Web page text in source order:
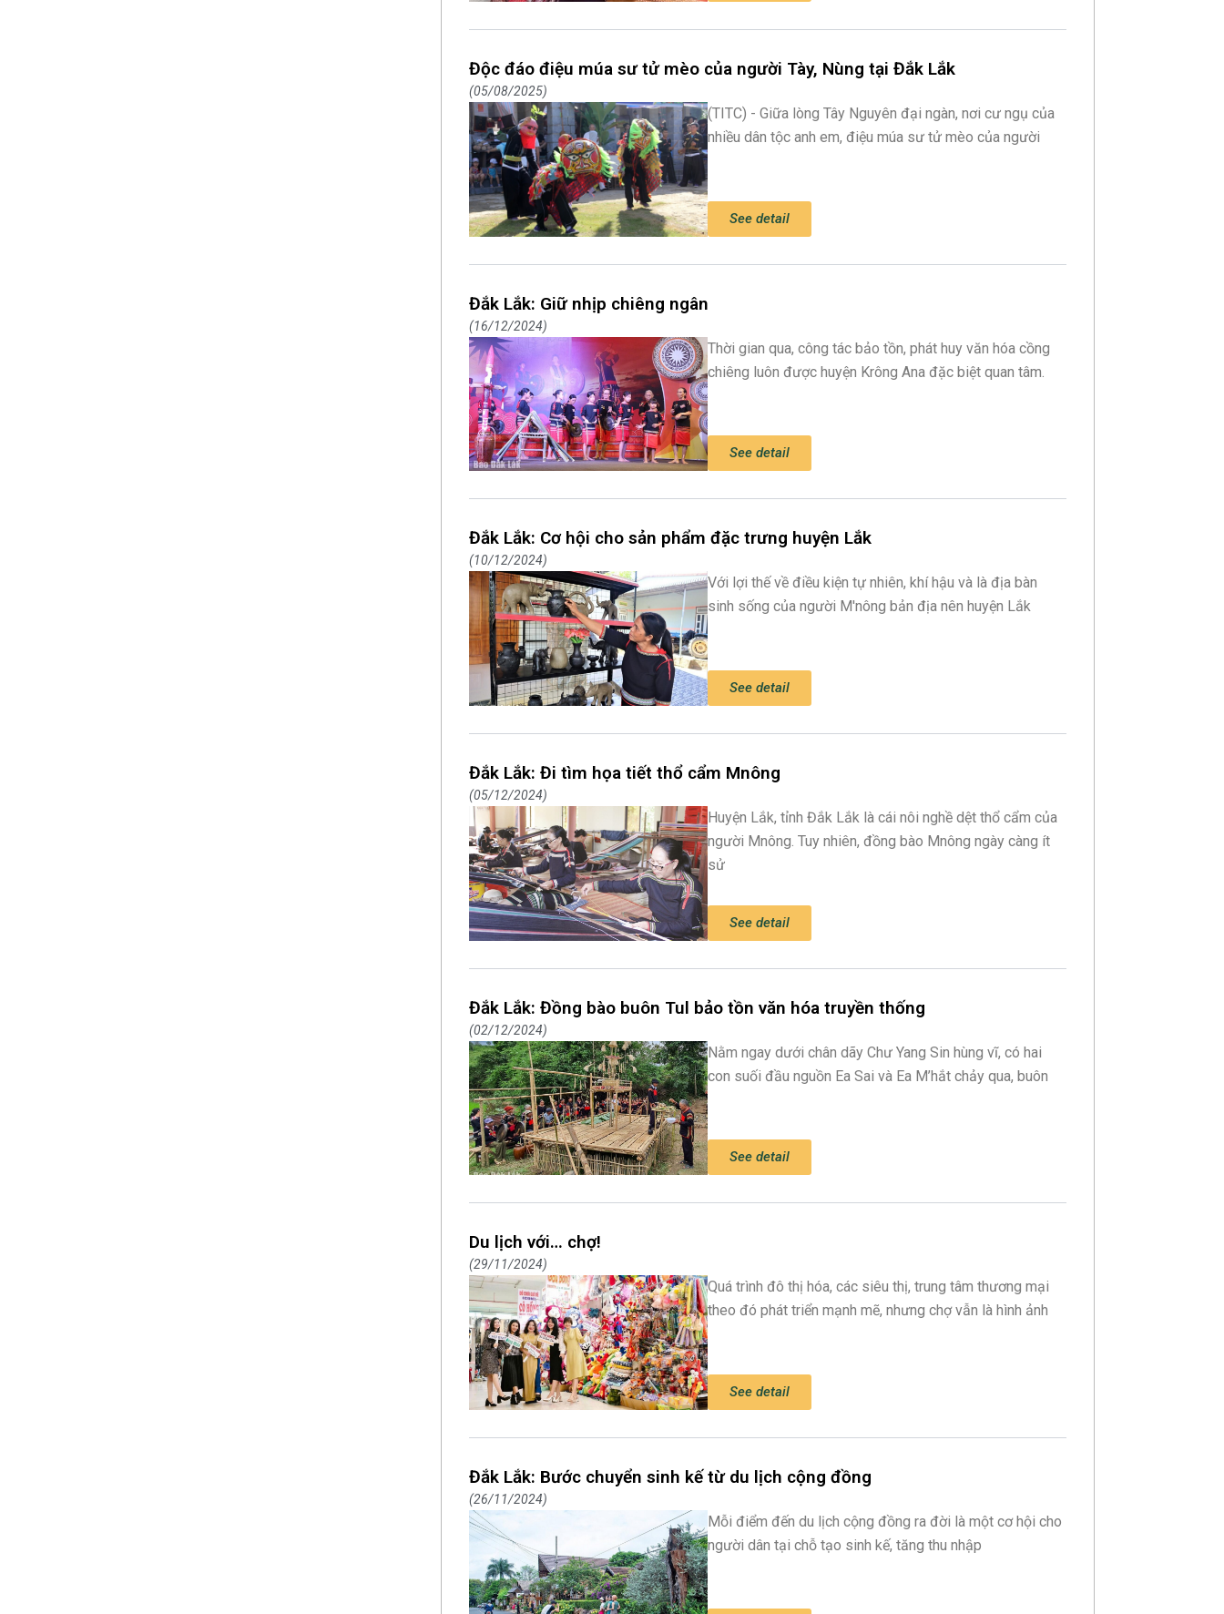
Độc đáo điệu múa sư tử mèo của người Tày, Nùng tại Đắk Lắk
05/08/2025
(TITC) - Giữa lòng Tây Nguyên đại ngàn, nơi cư ngụ của
nhiều dân tộc anh em, điệu múa sư tử mèo của người
See detail
Đắk Lắk: Giữ nhịp chiêng ngân
16/12/2024
Thời gian qua, công tác bảo tồn, phát huy văn hóa cồng
chiêng luôn được huyện Krông Ana đặc biệt quan tâm.
See detail
Đắk Lắk: Cơ hội cho sản phẩm đặc trưng huyện Lắk
10/12/2024
Với lợi thế về điều kiện tự nhiên, khí hậu và là địa bàn
sinh sống của người M'nông bản địa nên huyện Lắk
See detail
Đắk Lắk: Đi tìm họa tiết thổ cẩm Mnông
05/12/2024
Huyện Lắk, tỉnh Đắk Lắk là cái nôi nghề dệt thổ cẩm của
người Mnông. Tuy nhiên, đồng bào Mnông ngày càng ít
sử
See detail
Đắk Lắk: Đồng bào buôn Tul bảo tồn văn hóa truyền thống
02/12/2024
Nằm ngay dưới chân dãy Chư Yang Sin hùng vĩ, có hai
con suối đầu nguồn Ea Sai và Ea M’hắt chảy qua, buôn
See detail
Du lịch với… chợ!
29/11/2024
Quá trình đô thị hóa, các siêu thị, trung tâm thương mại
theo đó phát triển mạnh mẽ, nhưng chợ vẫn là hình ảnh
See detail
Đắk Lắk: Bước chuyển sinh kế từ du lịch cộng đồng
26/11/2024
Mỗi điểm đến du lịch cộng đồng ra đời là một cơ hội cho
người dân tại chỗ tạo sinh kế, tăng thu nhập